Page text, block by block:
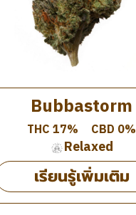
Bubbastorm
THC 17% CBD 0%
Relaxed
เรียนรู้เพิ่มเติม